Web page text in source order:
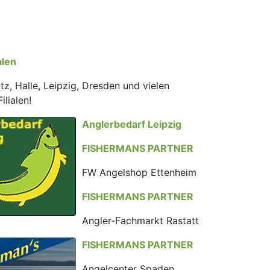
Halle, Leipzig, Dresden und vielen
Anglerbedarf Leipzig
FISHERMANS PARTNER
FW Angelshop Ettenheim
FISHERMANS PARTNER
Angler-Fachmarkt Rastatt
FISHERMANS PARTNER